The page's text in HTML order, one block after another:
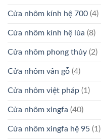
Cửa nhôm kính hệ 700 (4)
Cửa nhôm kính hệ lùa (8)
Cửa nhôm phong thủy (2)
Cửa nhôm vân gỗ (4)
Cửa nhôm việt pháp (1)
Cửa nhôm xingfa (40)
Cửa nhôm xingfa hệ 95 (1)